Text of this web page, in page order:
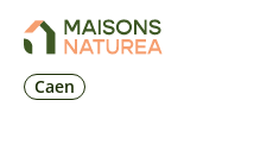
Caen